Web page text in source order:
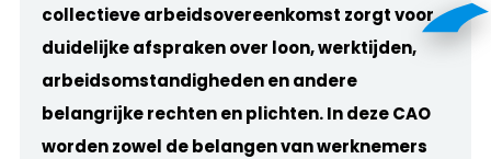
collectieve arbeidsovereenkomst zorgt voor
duidelijke afspraken over loon, werktijden,
arbeidsomstandigheden en andere
belangrijke rechten en plichten. In deze CAO
worden zowel de belangen van werknemers